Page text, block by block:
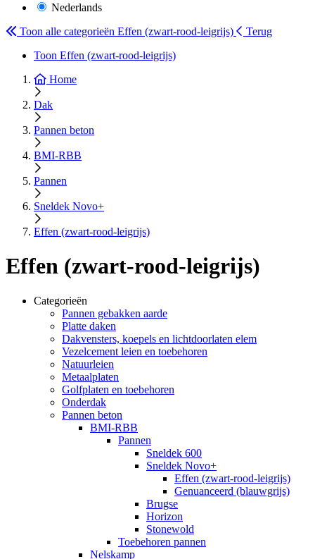
Nederlands
Toon alle categorieën Effen (zwart-rood-leigrijs)
Terug
Toon Effen (zwart-rood-leigrijs)
Home
Dak
Pannen beton
BMI-RBB
Pannen
Sneldek Novo+
Effen (zwart-rood-leigrijs)
Effen (zwart-rood-leigrijs)
Categorieën
Pannen gebakken aarde
Platte daken
Dakvensters, koepels en lichtdoorlaten elem
Vezelcement leien en toebehoren
Natuurleien
Metaalplaten
Golfplaten en toebehoren
Onderdak
Pannen beton
BMI-RBB
Pannen
Sneldek 600
Sneldek Novo+
Effen (zwart-rood-leigrijs)
Genuanceerd (blauwgrijs)
Brugse
Horizon
Stonewold
Toebehoren pannen
Nelskamp